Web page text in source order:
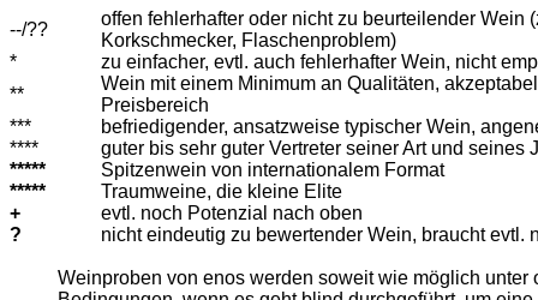
--/??
offen fehlerhafter oder nicht zu beurteilender Wein
Korkschmecker, Flaschenproblem)
*
zu einfacher, evtl. auch fehlerhafter Wein, nicht
**
Wein mit einem Minimum an Qualitäten,
Preisbereich
***
befriedigender, ansatzweise typischer Wein,
****
guter bis sehr guter Vertreter seiner Art und seines
*****
Spitzenwein von internationalem Format
*****
Traumweine, die kleine Elite
+
evtl. noch Potenzial nach oben
?
nicht eindeutig zu bewertender Wein, braucht evtl.
Weinproben von enos werden soweit wie möglich unter